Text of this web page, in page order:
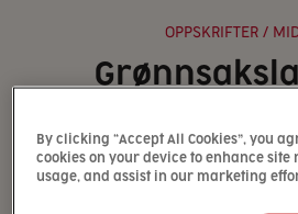
OPPSKRIFTER/
By clicking “Accept All Cookies”, you
cookies on your device to enhance
usage, and assist in our marketing